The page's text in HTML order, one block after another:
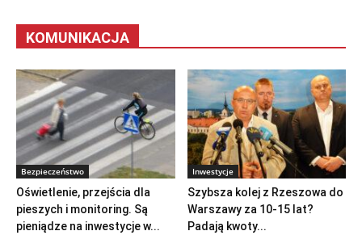
KOMUNIKACJA
Bezpieczeństwo
Oświetlenie, przejścia dla
pieszych i monitoring. Są
pieniądze na inwestycje w...
Inwestycje
Szybsza kolej z Rzeszowa do
Warszawy za 10-15 lat?
Padają kwoty...